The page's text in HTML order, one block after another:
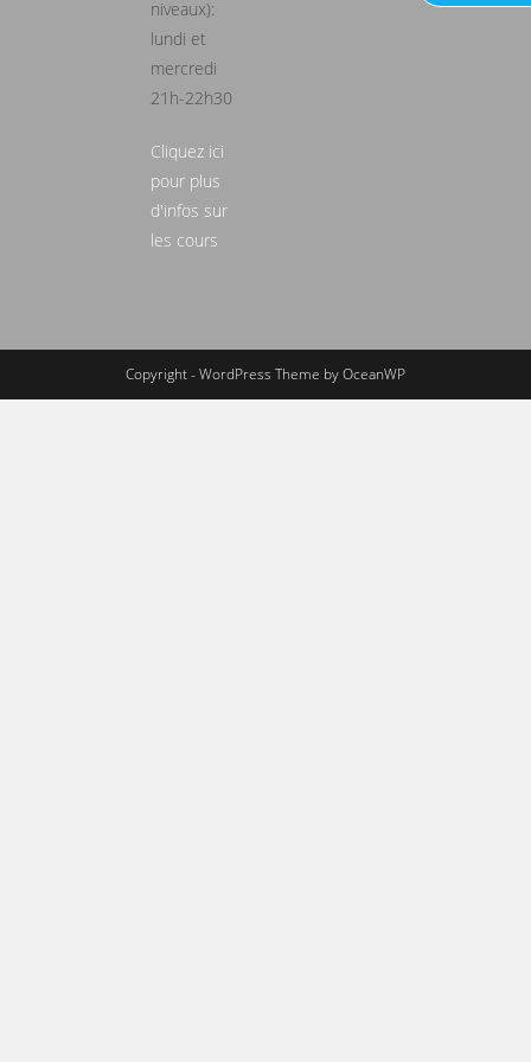
niveaux):
lundi et
mercredi
21h-22h30
Cliquez ici
pour plus
d'infos sur
les cours
Copyright - WordPress Theme by OceanWP